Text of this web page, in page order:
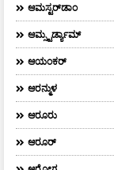
ಆಮಸ್ಟರ್‌ಡಾಂ
ಆಮ್ಸ್ಟರ್ಡ್ಯಾಮ್
ಆಯಂಕರ್
ಆರನ್ಮುಳ
ಆರೂರು
ಆರೂರ್